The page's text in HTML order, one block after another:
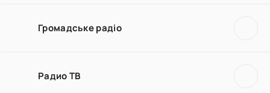
Громадське радіо
Радио ТВ